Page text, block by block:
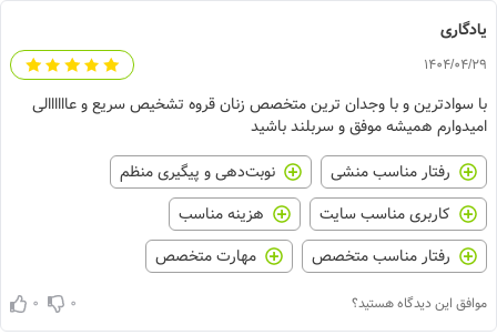
یادگاری
1404/04/29
با سوادترین و با وجدان ترین متخصص زنان قروه تشخیص سریع و عاااااالی
امیدوارم همیشه موفق و سربلند باشید
رفتار مناسب منشی
نوبت‌دهی و پیگیری منظم
کاربری مناسب سایت
هزینه مناسب
رفتار مناسب متخصص
مهارت متخصص
موافق این دیدگاه هستید؟ 0
0